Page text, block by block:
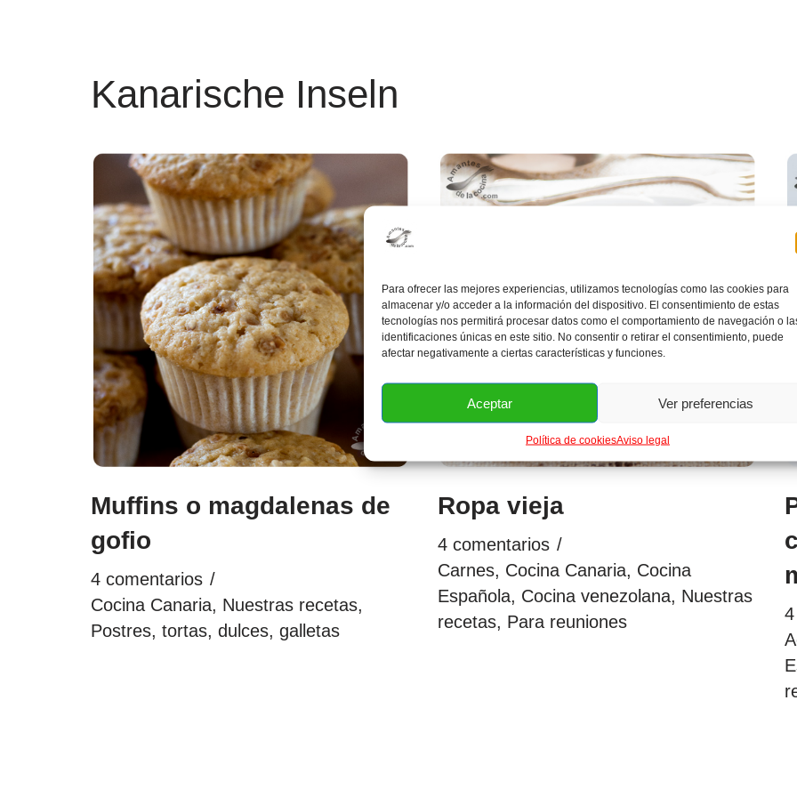
Para ofrecer las mejores experiencias, utilizamos tecnologías como las cookies para
almacenar y/o acceder a la información del dispositivo. El consentimiento de estas
tecnologías nos permitirá procesar datos como el comportamiento de navegación o
identificaciones únicas en este sitio. No consentir o retirar el consentimiento, puede
afectar negativamente a ciertas características y funciones.
Aceptar Ver preferencias
Política de cookiesAviso legal
Kanarische Inseln
Muffins o magdalenas de
gofio
4 comentarios
Cocina Canaria, Nuestras recetas,
Postres, tortas, dulces, galletas
Ropa vieja
4 comentarios
Carnes, Cocina Canaria, Cocina
Española, Cocina venezolana, Nuestras
recetas, Para reuniones